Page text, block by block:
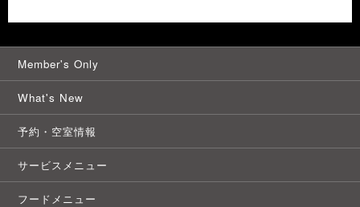
Member's Only
What's New
予約・空室情報
サービスメニュー
フードメニュー